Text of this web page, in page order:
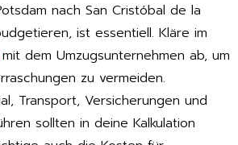
nach San Cristóbal de la
ist essentiell. Kläre im
mit dem Umzugsunternehmen ab, um
zu vermeiden.
Transport, Versicherungen und
sollten in deine Kalkulation